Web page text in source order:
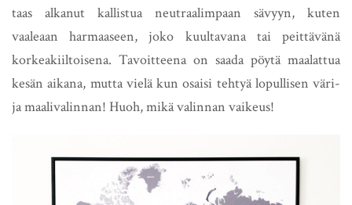
taas alkanut kallistua neutraalimpaan sävyyn, kuten
vaaleaan harmaaseen, joko kuultavana tai peittävänä
korkeakiiltoisena. Tavoitteena on saada pöytä maalattua
kesän aikana, mutta vielä kun osaisi tehtyä lopullisen väri-
ja maalivalinnan! Huoh, mikä valinnan vaikeus!